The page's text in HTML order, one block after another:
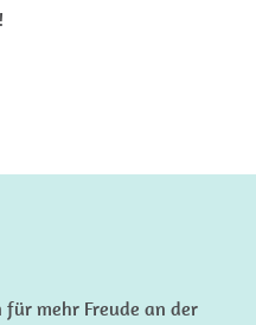
mehr Freude an der